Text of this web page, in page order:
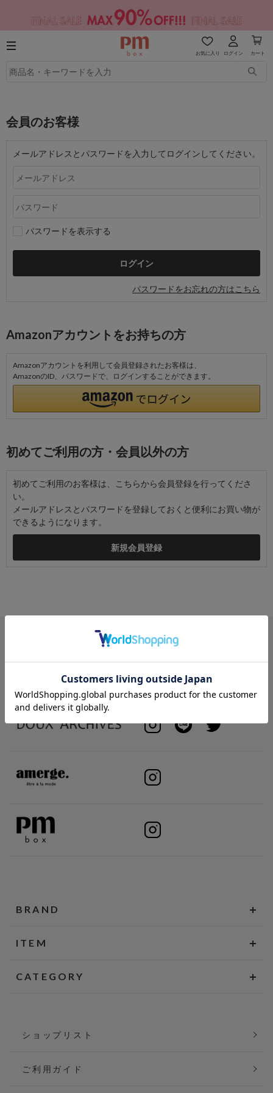
お気に入り ログイン カート
会員のお客様
メールアドレスとパスワードを入力してログインしてください。
パスワードを表示する
パスワードをお忘れの方はこちら
Amazonアカウントをお持ちの方
Amazonアカウントを利用して会員登録されたお客様は、
AmazonのID、パスワードで、ログインすることができます。
初めてご利用の方・会員以外の方
初めてご利用のお客様は、こちらから会員登録を行ってくださ
い。
メールアドレスとパスワードを登録しておくと便利にお買い物が
できるようになります。
BRAND
ITEM
CATEGORY
ショップリスト
ご利用ガイド